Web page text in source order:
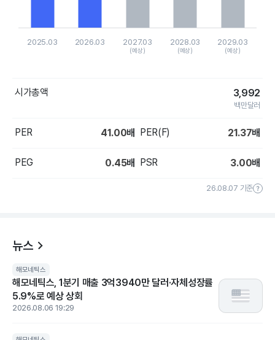
2025.03 2026.03 2027.03
(예상)
2028.03
(예상)
2029.03
(예상)
시가총액 3,992
백만달러
PER 41.00배 PER(F) 21.37배
PEG 0.45배 PSR 3.00배
26.08.07 기준
뉴스
해모네틱스
해모네틱스, 1분기 매출 3억3940만 달러·자체성장률
5.9%로 예상 상회
2026.08.06 19:29